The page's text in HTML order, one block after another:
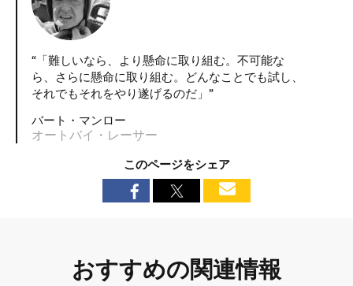
「難しいなら、より懸命に取り組む。不可能な
ら、さらに懸命に取り組む。どんなことでも試し、
それでもそれをやり遂げるのだ」
バート・マンロー
オートバイ・レーサー
このページをシェア
おすすめの関連情報